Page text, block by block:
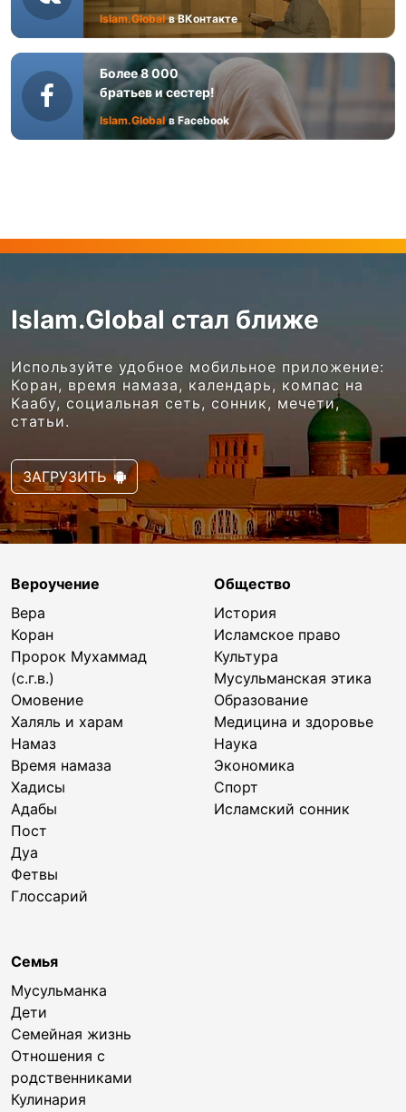
Islam.Global в ВКонтакте
Более 8 000
братьев и сестер!
Islam.Global в Facebook
Islam.Global стал ближе
Используйте удобное мобильное приложение:
Коран, время намаза, календарь, компас на
Каабу, социальная сеть, сонник, мечети,
статьи.
ЗАГРУЗИТЬ
Вероучение
Вера
Коран
Пророк Мухаммад
(с.г.в.)
Омовение
Халяль и харам
Намаз
Время намаза
Хадисы
Адабы
Пост
Дуа
Фетвы
Глоссарий
Общество
История
Исламское право
Культура
Мусульманская этика
Образование
Медицина и здоровье
Наука
Экономика
Спорт
Исламский сонник
Семья
Мусульманка
Дети
Семейная жизнь
Отношения с
родственниками
Кулинария